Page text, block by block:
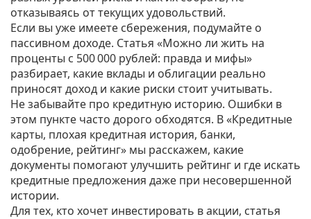
отказываясь от текущих удовольствий.
Если вы уже имеете сбережения, подумайте о
пассивном доходе. Статья «Можно ли жить на
проценты с 500 000 рублей: правда и мифы»
разбирает, какие вклады и облигации реально
приносят доход и какие риски стоит учитывать.
Не забывайте про кредитную историю. Ошибки в
этом пункте часто дорого обходятся. В «Кредитные
карты, плохая кредитная история, банки,
одобрение, рейтинг» мы расскажем, какие
документы помогают улучшить рейтинг и где искать
кредитные предложения даже при несовершенной
истории.
Для тех, кто хочет инвестировать в акции, статья